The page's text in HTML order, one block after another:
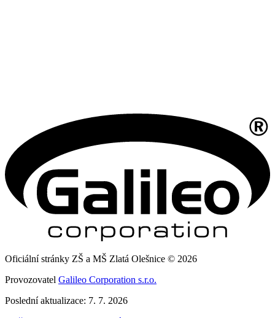
Oficiální stránky ZŠ a MŠ Zlatá Olešnice © 2026
Provozovatel Galileo Corporation s.r.o.
Poslední aktualizace: 7. 7. 2026